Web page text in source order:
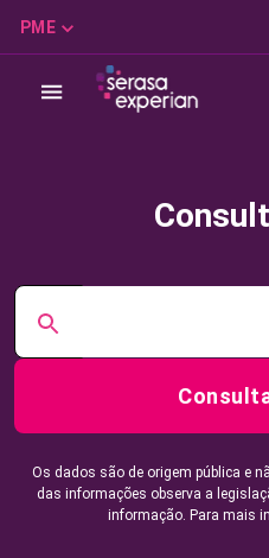
PME
Os dados são de origem pública e
das informações observa a
informação. Para mais